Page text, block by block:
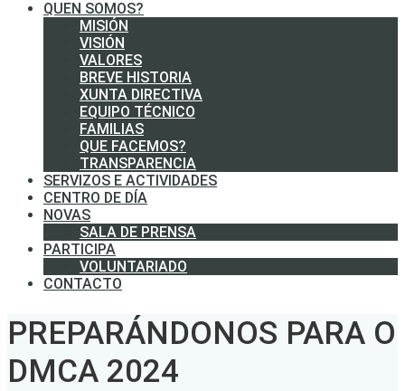
QUEN SOMOS?
MISIÓN
VISIÓN
VALORES
BREVE HISTORIA
XUNTA DIRECTIVA
EQUIPO TÉCNICO
FAMILIAS
QUE FACEMOS?
TRANSPARENCIA
SERVIZOS E ACTIVIDADES
CENTRO DE DÍA
NOVAS
SALA DE PRENSA
PARTICIPA
VOLUNTARIADO
CONTACTO
PREPARÁNDONOS PARA O
DMCA 2024